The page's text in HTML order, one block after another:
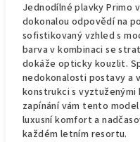
Jednodílné plavky Primo
dokonalou odpovědí na
sofistikovaný vzhled s
barva v kombinaci se
dokáže opticky kouzlit.
nedokonalosti postavy a
konstrukci s vyztuženými
zapínání vám tento
luxusní komfort a
každém letním resortu.